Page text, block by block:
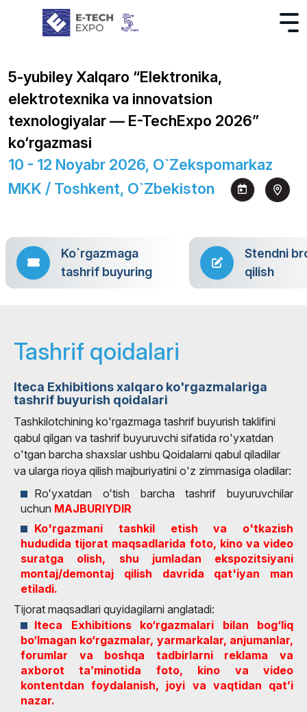
5-yubiley Xalqaro “Elektronika,
elektrotexnika va innovatsion
texnologiyalar — E-TechExpo 2026”
ko‘rgazmasi
10 - 12 Noyabr 2026, O`zekspomarkaz
MKK / Toshkent, O`zbekiston
Ko`rgazmaga
tashrif buyuring
Stendni
qilish
Tashrif qoidalari
Iteca Exhibitions xalqaro ko'rgazmalariga
tashrif buyurish qoidalari
Tashkilotchining ko'rgazmaga tashrif buyurish taklifini
qabul qilgan va tashrif buyuruvchi sifatida ro'yxatdan
o'tgan barcha shaxslar ushbu Qoidalarni qabul qiladilar
va ularga rioya qilish majburiyatini o'z zimmasiga oladilar:
Roʻyxatdan oʻtish barcha tashrif buyuruvchilar
uchun MAJBURIYDIR
Ko'rgazmani tashkil etish va o'tkazish
hududida tijorat maqsadlarida foto, kino va video
suratga olish, shu jumladan ekspozitsiyani
montaj/demontaj qilish davrida qat'iyan man
etiladi.
Tijorat maqsadlari quyidagilarni anglatadi:
Iteca Exhibitions ko‘rgazmalari bilan bog‘liq
bo‘lmagan ko‘rgazmalar, yarmarkalar, anjumanlar,
forumlar va boshqa tadbirlarni reklama va
axborot ta’minotida foto, kino va video
kontentdan foydalanish, joyi va vaqtidan qat’i
nazar.